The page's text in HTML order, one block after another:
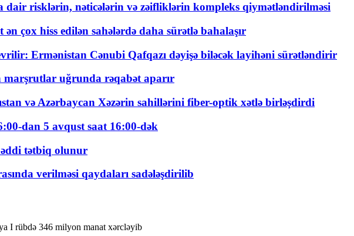
dair risklərin, nəticələrin və zəifliklərin kompleks qiymətləndirilməsi
çox hiss edilən sahələrdə daha sürətlə bahalaşır
Ermənistan Cənubi Qafqazı dəyişə biləcək layihəni sürətləndirir
uğrunda rəqabət aparır
və Azərbaycan Xəzərin sahillərini fiber-optik xətlə birləşdirdi
dan 5 avqust saat 16:00-dək
tətbiq olunur
verilməsi qaydaları sadələşdirilib
I rübdə 346 milyon manat xərcləyib